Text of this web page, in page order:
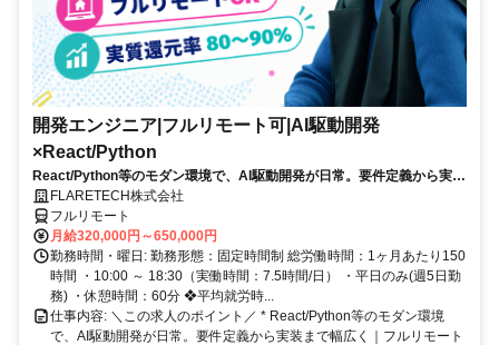
開発エンジニア|フルリモート可|AI駆動開発
×React/Python
React/Python等のモダン環境で、AI駆動開発が日常。要件定義から実装
まで幅広く、若手中心のチームでキャリアを伸ばす。残業月10h以下・
年休123日・フルリモート可。
FLARETECH株式会社
フルリモート
月給320,000円～650,000円
勤務時間・曜日: 勤務形態：固定時間制 総労働時間：1ヶ月あたり150
時間 ・10:00 ～ 18:30（実働時間：7.5時間/日） ・平日のみ(週5日勤
務) ・休憩時間：60分 ❖平均就労時...
仕事内容: ＼この求人のポイント／ * React/Python等のモダン環境
で、AI駆動開発が日常。要件定義から実装まで幅広く｜フルリモート